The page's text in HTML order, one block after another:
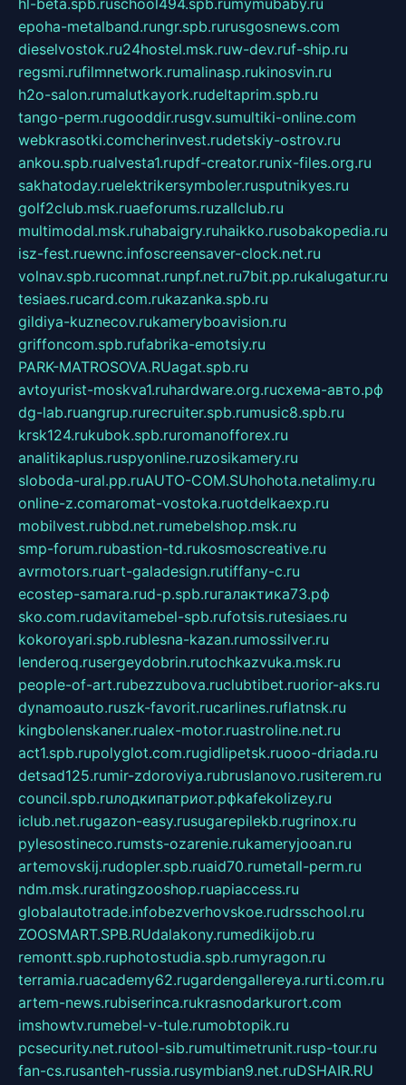
epoha-metalband.rungr.spb.rurusgosnews.com
dieselvostok.ru24hostel.msk.ruw-dev.ruf-ship.ru
regsmi.rufilmnetwork.rumalinasp.rukinosvin.ru
h2o-salon.rumalutkayork.rudeltaprim.spb.ru
tango-perm.rugooddir.rusgv.sumultiki-online.com
webkrasotki.comcherinvest.rudetskiy-ostrov.ru
ankou.spb.rualvesta1.rupdf-creator.runix-files.org.ru
sakhatoday.ruelektrikersymboler.rusputnikyes.ru
golf2club.msk.ruaeforums.ruzallclub.ru
multimodal.msk.ruhabaigry.ruhaikko.rusobakopedia.ru
isz-fest.ruewnc.infoscreensaver-clock.net.ru
volnav.spb.rucomnat.runpf.net.ru7bit.pp.rukalugatur.ru
tesiaes.rucard.com.rukazanka.spb.ru
gildiya-kuznecov.rukameryboavision.ru
griffoncom.spb.rufabrika-emotsiy.ru
PARK-MATROSOVA.RUagat.spb.ru
avtoyurist-moskva1.ruhardware.org.ruсхема-авто.рф
dg-lab.ruangrup.rurecruiter.spb.rumusic8.spb.ru
krsk124.rukubok.spb.ruromanofforex.ru
analitikaplus.ruspyonline.ruzosikamery.ru
sloboda-ural.pp.ruAUTO-COM.SUhohota.netalimy.ru
online-z.comaromat-vostoka.ruotdelkaexp.ru
mobilvest.rubbd.net.rumebelshop.msk.ru
smp-forum.rubastion-td.rukosmoscreative.ru
avrmotors.ruart-galadesign.rutiffany-c.ru
ecostep-samara.rud-p.spb.ruгалактика73.рф
sko.com.rudavitamebel-spb.rufotsis.rutesiaes.ru
kokoroyari.spb.rublesna-kazan.rumossilver.ru
lenderoq.rusergeydobrin.rutochkazvuka.msk.ru
people-of-art.rubezzubova.ruclubtibet.ruorior-aks.ru
dynamoauto.ruszk-favorit.rucarlines.ruflatnsk.ru
kingbolenskaner.rualex-motor.ruastroline.net.ru
act1.spb.rupolyglot.com.rugidlipetsk.ruooo-driada.ru
detsad125.rumir-zdoroviya.rubruslanovo.rusiterem.ru
council.spb.ruлодкипатриот.рфkafekolizey.ru
iclub.net.rugazon-easy.rusugarepilekb.rugrinox.ru
pylesostineco.rumsts-ozarenie.rukameryjooan.ru
artemovskij.rudopler.spb.ruaid70.rumetall-perm.ru
ndm.msk.ruratingzooshop.ruapiaccess.ru
globalautotrade.infobezverhovskoe.rudrsschool.ru
ZOOSMART.SPB.RUdalakony.rumedikijob.ru
remontt.spb.ruphotostudia.spb.rumyragon.ru
terramia.ruacademy62.rugardengallereya.rurti.com.ru
artem-news.rubiserinca.rukrasnodarkurort.com
imshowtv.rumebel-v-tule.rumobtopik.ru
pcsecurity.net.rutool-sib.rumultimetrunit.rusp-tour.ru
fan-cs.rusanteh-russia.rusymbian9.net.ruDSHAIR.RU